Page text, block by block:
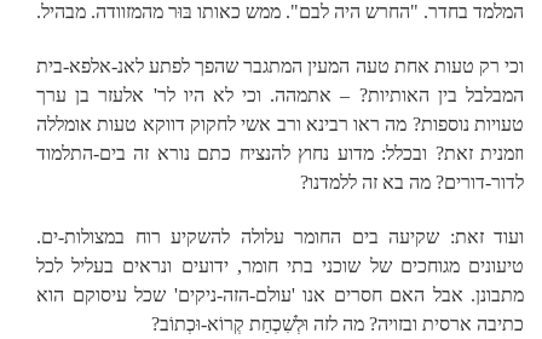
המלמד בחדר. "החרש היה לבם". ממש כאותו בּוּר מהמזוודה. מבהיל.
וכי רק טעות אחת טעה המעין המתגבר שהפך לפתע לאנ-אלפא-בית
המבלבל בין האותיות? – אתמהה. וכי לא היו לר' אלעזר בן ערך
טעויות נוספות? מה ראו רבינא ורב אשי לחקוק דווקא טעות אומללה
וזמנית זאת? ובכלל: מדוע נחוץ להנציח כתם נורא זה בים-התלמוד
לדור-דורים? מה בא זה ללמדנו?
ועוד זאת: שקיעה בים החומר עלולה להשקיע רוח במצולות-ים.
טיעונים מגוחכים של שוכני בתי חומר, ידועים ונראים בעליל לכל
מתבונן. אבל האם חסרים אנו 'עולם-הזה-ניקים' שכל עיסוקם הוא
כתיבה ארסית ובזויה? מה לזה וּלְשִׁכְחַת קְרוֹא-וּכְתוֹב?